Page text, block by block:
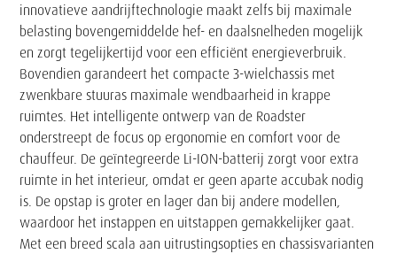
innovatieve aandrijftechnologie maakt zelfs bij maximale
belasting bovengemiddelde hef- en daalsnelheden mogelijk
en zorgt tegelijkertijd voor een efficiënt energieverbruik.
Bovendien garandeert het compacte 3-wielchassis met
zwenkbare stuuras maximale wendbaarheid in krappe
ruimtes. Het intelligente ontwerp van de Roadster
onderstreept de focus op ergonomie en comfort voor de
chauffeur. De geïntegreerde Li-ION-batterij zorgt voor extra
ruimte in het interieur, omdat er geen aparte accubak nodig
is. De opstap is groter en lager dan bij andere modellen,
waardoor het instappen en uitstappen gemakkelijker gaat.
Met een breed scala aan uitrustingsopties en chassisvarianten